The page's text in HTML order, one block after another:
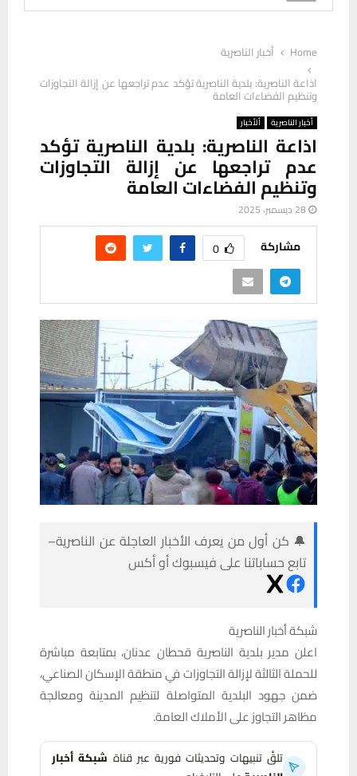
Home
أخبار الناصرية
اذاعة الناصرية: بلدية الناصرية تؤكد عدم تراجعها عن إزالة التجاوزات
وتنظيم الفضاءات العامة
أخبار الناصرية ألأخبار
اذاعة الناصرية: بلدية الناصرية تؤكد
عدم تراجعها عن إزالة التجاوزات
وتنظيم الفضاءات العامة
28 ديسمبر، 2025
مشاركة 0
🔔 كن أول من يعرف الأخبار العاجلة عن الناصرية–
تابع حساباتنا على فيسبوك أو أكس
شبكة أخبار الناصرية
اعلن مدير بلدية الناصرية قحطان عدنان، بمتابعة مباشرة
للحملة الثالثة لإزالة التجاوزات في منطقة الإسكان الصناعي،
ضمن جهود البلدية المتواصلة لتنظيم المدينة ومعالجة
مظاهر التجاوز على الأملاك العامة.
تلقَّ تنبيهات وتحديثات فورية عبر قناة شبكة أخبار